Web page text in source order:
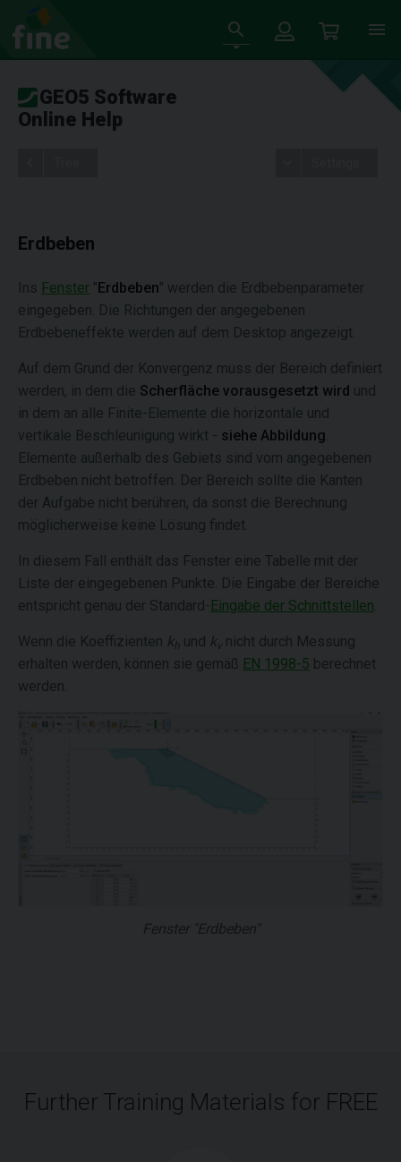
GEO5 Software
Online Help
Erdbeben
Ins Fenster "Erdbeben" werden die Erdbebenparameter
eingegeben. Die Richtungen der angegebenen
Erdbebeneffekte werden auf dem Desktop angezeigt.
Auf dem Grund der Konvergenz muss der Bereich definiert
werden, in dem die Scherfläche vorausgesetzt wird und
in dem an alle Finite-Elemente die horizontale und
vertikale Beschleunigung wirkt - siehe Abbildung
Elemente außerhalb des Gebiets sind vom angegebenen
Erdbeben nicht betroffen. Der Bereich sollte die Kanten
der Aufgabe nicht berühren, da sonst die Berechnung
möglicherweise keine Lösung findet.
In diesem Fall enthält das Fenster eine Tabelle mit der
Liste der eingegebenen Punkte. Die Eingabe der Bereiche
entspricht genau der Standard-Eingabe der Schnittstellen
Wenn die Koeffizienten kh und k v nicht durch Messung
erhalten werden, können sie gemäß EN 1998-5 berechnet
werden.
Fenster "Erdbeben"
Further Training Materials for FREE